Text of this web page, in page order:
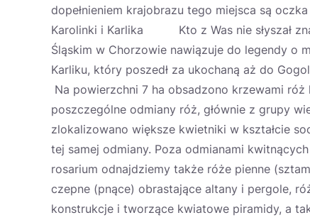
dopełnieniem krajobrazu tego miejsca są
Karolinki i Karlika Kto z Was nie słyszał
Śląskim w Chorzowie nawiązuje do legendy o
Karliku, który poszedł za ukochaną aż do
Na powierzchni 7 ha obsadzono krzewami
poszczególne odmiany róż, głównie z grupy
zlokalizowano większe kwietniki w kształcie
tej samej odmiany. Poza odmianami
rosarium odnajdziemy także róże pienne
czepne (pnące) obrastające altany i pergole,
konstrukcje i tworzące kwiatowe piramidy, a